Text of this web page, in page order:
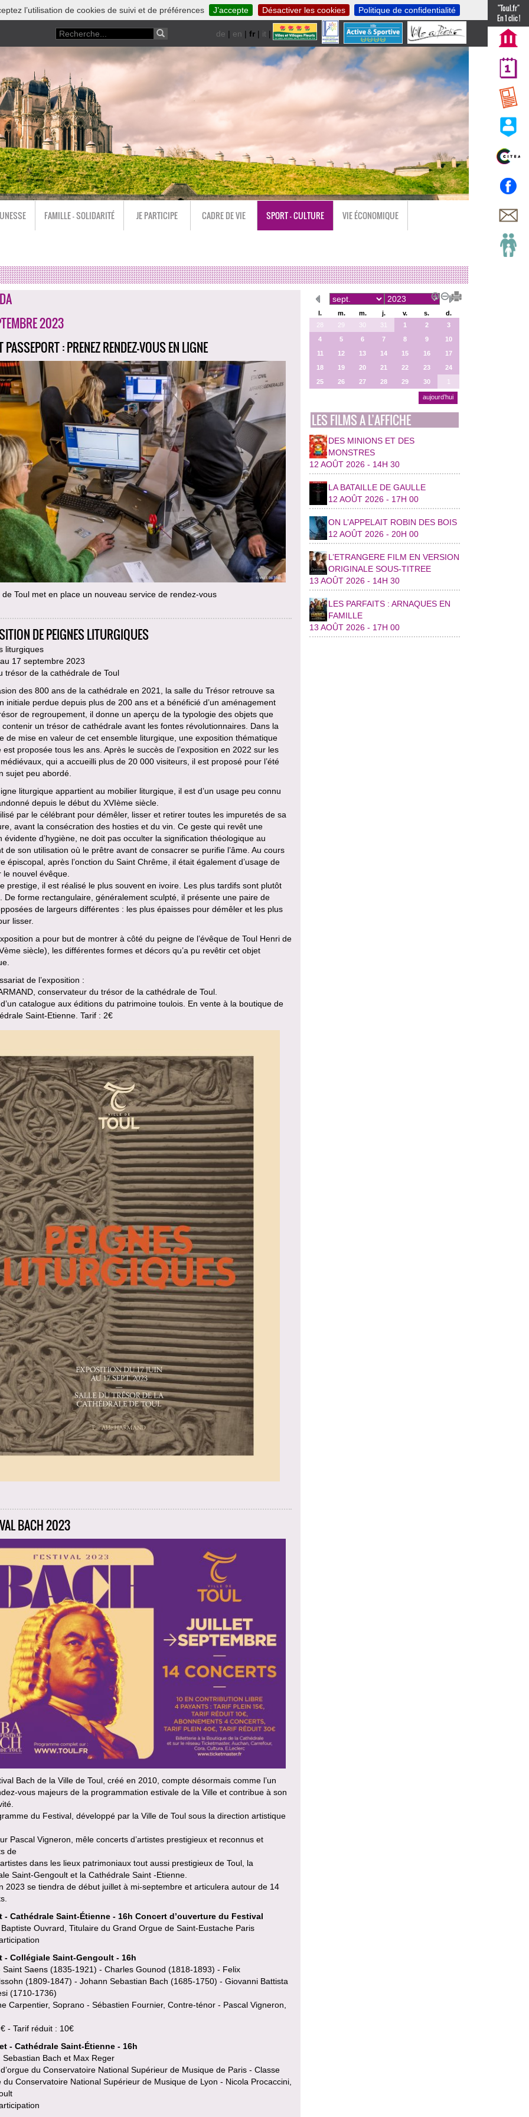
l’utilisation de cookies de suivi et de préférences J’accepte Désactiver les cookies Politique de confidentialité
de | en | fr | it |nl
"Toul.fr"
En 1 clic !
FAMILLE - SOLIDARITÉ JE PARTICIPE CADRE DE VIE SPORT - CULTURE VIE ÉCONOMIQUE
2023
PASSEPORT : PRENEZ RENDEZ-VOUS EN LIGNE
de Toul met en place un nouveau service de rendez-vous
DE PEIGNES LITURGIQUES
liturgiques
17 septembre 2023
trésor de la cathédrale de Toul
des 800 ans de la cathédrale en 2021, la salle du Trésor retrouve sa
initiale perdue depuis plus de 200 ans et a bénéficié d’un aménagement
de regroupement, il donne un aperçu de la typologie des objets que
contenir un trésor de cathédrale avant les fontes révolutionnaires. Dans la
de mise en valeur de cet ensemble liturgique, une exposition thématique
est proposée tous les ans. Après le succès de l’exposition en 2022 sur les
qui a accueilli plus de 20 000 visiteurs, il est proposé pour l’été
sujet peu abordé.
liturgique appartient au mobilier liturgique, il est d’un usage peu connu
depuis le début du XVIème siècle.
par le célébrant pour démêler, lisser et retirer toutes les impuretés de sa
avant la consécration des hosties et du vin. Ce geste qui revêt une
évidente d’hygiène, ne doit pas occulter la signification théologique au
de son utilisation où le prêtre avant de consacrer se purifie l’âme. Au cours
épiscopal, après l’onction du Saint Chrême, il était également d’usage de
le nouvel évêque.
prestige, il est réalisé le plus souvent en ivoire. Les plus tardifs sont plutôt
De forme rectangulaire, généralement sculpté, il présente une paire de
de largeurs différentes : les plus épaisses pour démêler et les plus
lisser.
a pour but de montrer à côté du peigne de l’évêque de Toul Henri de
siècle), les différentes formes et décors qu’a pu revêtir cet objet
de l’exposition :
conservateur du trésor de la cathédrale de Toul.
catalogue aux éditions du patrimoine toulois. En vente à la boutique de
Saint-Etienne. Tarif : 2€
BACH 2023
Bach de la Ville de Toul, créé en 2010, compte désormais comme l’un
vous majeurs de la programmation estivale de la Ville et contribue à son
du Festival, développé par la Ville de Toul sous la direction artistique
Pascal Vigneron, mêle concerts d’artistes prestigieux et reconnus et
de
dans les lieux patrimoniaux tout aussi prestigieux de Toul, la
Saint-Gengoult et la Cathédrale Saint -Etienne.
2023 se tiendra de début juillet à mi-septembre et articulera autour de 14
- Cathédrale Saint-Étienne - 16h Concert d’ouverture du Festival
Ouvrard, Titulaire du Grand Orgue de Saint-Eustache Paris
- Collégiale Saint-Gengoult - 16h
Saint Saens (1835-1921) - Charles Gounod (1818-1893) - Felix
(1809-1847) - Johann Sebastian Bach (1685-1750) - Giovanni Battista
(1710-1736)
Carpentier, Soprano - Sébastien Fournier, Contre-ténor - Pascal Vigneron,
- Tarif réduit : 10€
- Cathédrale Saint-Étienne - 16h
Sebastian Bach et Max Reger
du Conservatoire National Supérieur de Musique de Paris - Classe
du Conservatoire National Supérieur de Musique de Lyon - Nicola Procaccini,
l. m. m. j. v. s.
d.
28
29 30 31 1 2
3
4
5 6 7 8 9
10
11
12 13 14 15 16
17
18
19 20 21 22 23
24
25
26 27 28 29 30 1
aujourd’hui
LES FILMS A L’AFFICHE
DES MINIONS ET DES
MONSTRES
12 AOÛT 2026 - 14H 30
LA BATAILLE DE GAULLE
12 AOÛT 2026 - 17H 00
ON L’APPELAIT ROBIN DES BOIS
12 AOÛT 2026 - 20H 00
L’ETRANGERE FILM EN VERSION
ORIGINALE SOUS-TITREE
13 AOÛT 2026 - 14H 30
LES PARFAITS : ARNAQUES EN
FAMILLE
13 AOÛT 2026 - 17H 00